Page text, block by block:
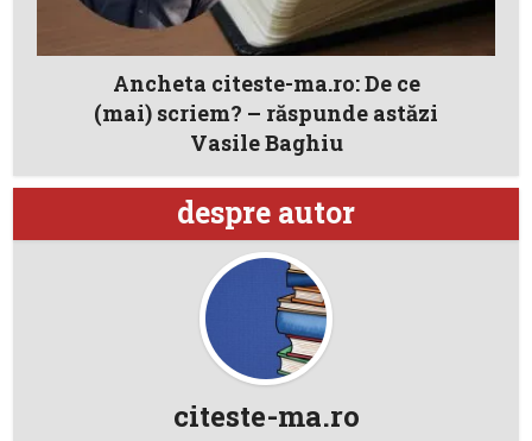
Ancheta citeste-ma.ro: De ce
(mai) scriem? – răspunde astăzi
Vasile Baghiu
despre autor
citeste-ma.ro